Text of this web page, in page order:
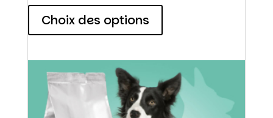
prix :
32,00 €
Choix des options
options
peuvent
être